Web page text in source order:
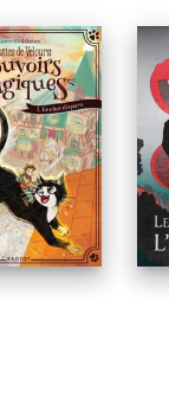
: 16/09/2026
des